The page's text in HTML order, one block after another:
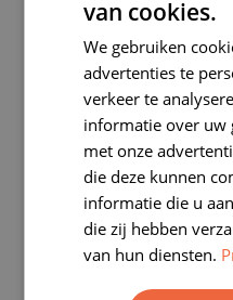
uitleg geeft en/of je op
Het materiaal blijft
langer indien
materiaal kan worden
bij ons op bureau
De erfgoedkoffer
te springen.
van cookies.
We gebruiken
advertenties te
verkeer te
informatie over uw
met onze
die deze kunnen
informatie die u
die zij hebben
van hun diensten.